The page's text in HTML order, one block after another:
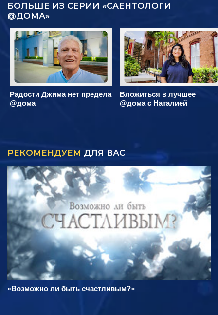
БОЛЬШЕ ИЗ СЕРИИ «САЕНТОЛОГИ
@ДОМА»
Радости Джима нет предела
@дома
Вложиться в лучшее
@дома с Наталией
РЕКОМЕНДУЕМ ДЛЯ ВАС
«Возможно ли быть счастливым?»